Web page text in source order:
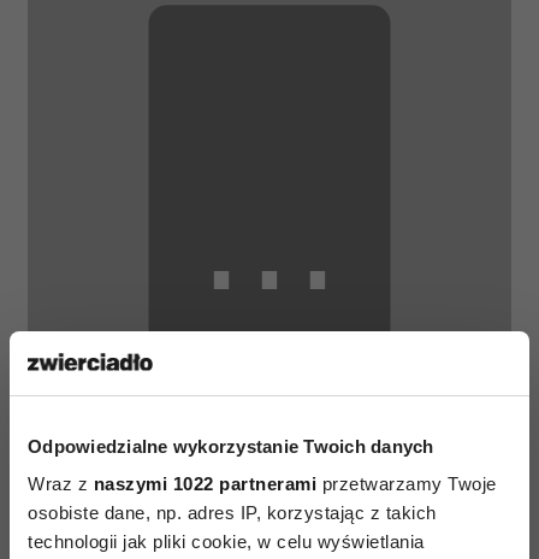
Odpowiedzialne wykorzystanie Twoich danych
Wraz z naszymi 1022 partnerami przetwarzamy Twoje
osobiste dane, np. adres IP, korzystając z takich
technologii jak pliki cookie, w celu wyświetlania
⋯